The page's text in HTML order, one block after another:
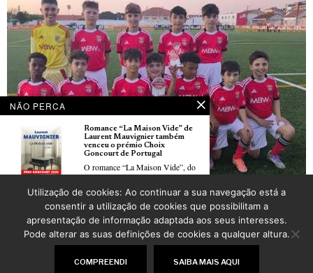
Benfica représente le Portugal à la Pouss’Cup 2026 de Roubaix
ANTÓNIO MARRUCHO
©2026LusoJornal | Todos os direitos reservados
NÃO PERCA
Romance “La Maison Vide” de
Laurent Mauvignier também
venceu o prémio Choix
Goncourt de Portugal
O romance “La Maison Vide”, do
Du balcon de son immeuble aux
scènes des festivals : l’incroyable
ascension du franco-portugais
Samuel Levoisin
Pendant le confinement de 2020,
Utilização de cookies: Ao continuar a sua navegação está a
consentir a utilização de cookies que possibilitam a
apresentação de informação adaptada aos seus interesses.
Pode alterar as suas definições de cookies a qualquer altura.
COMPREENDI SAIBA MAIS AQUI